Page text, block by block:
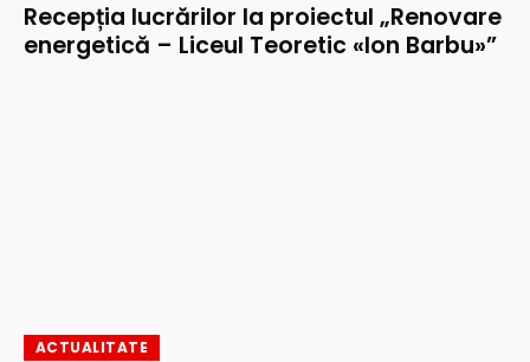
Recepția lucrărilor la proiectul „Renovare
energetică – Liceul Teoretic «Ion Barbu»”
ACTUALITATE